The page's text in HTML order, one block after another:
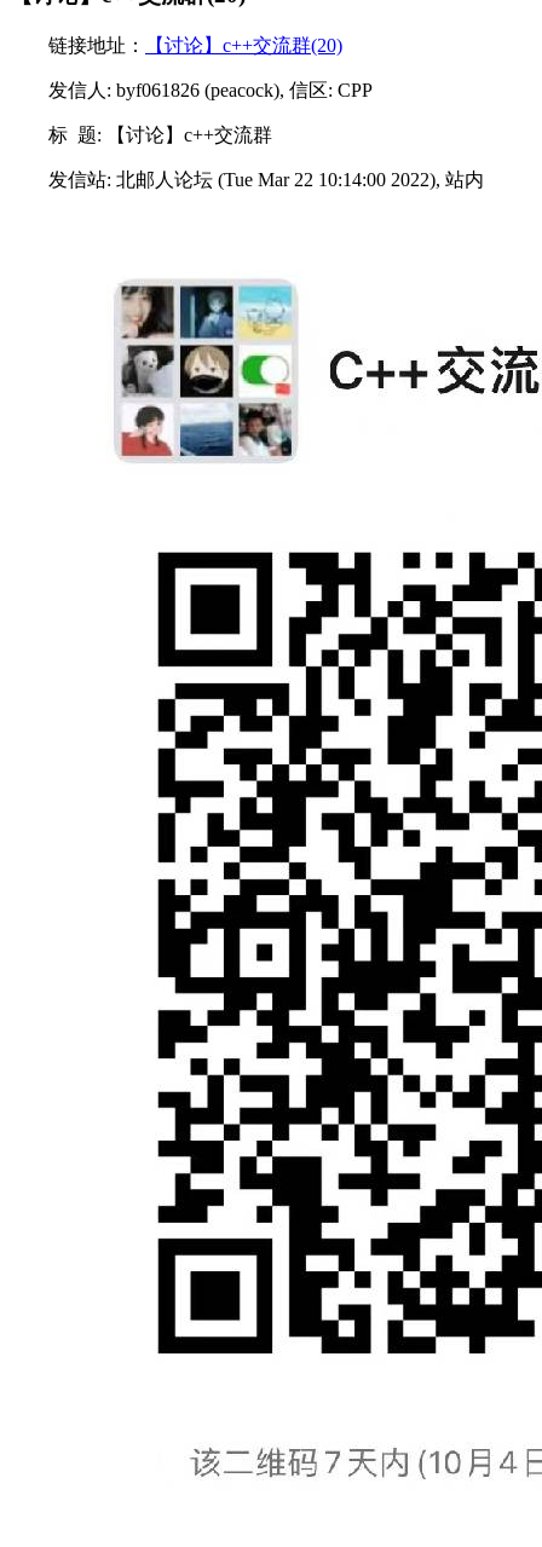
链接地址： 【讨论】c++交流群(20)
发信人: byf061826 (peacock), 信区: CPP
标 题: 【讨论】c++交流群
发信站: 北邮人论坛 (Tue Mar 22 10:14:00 2022), 站内